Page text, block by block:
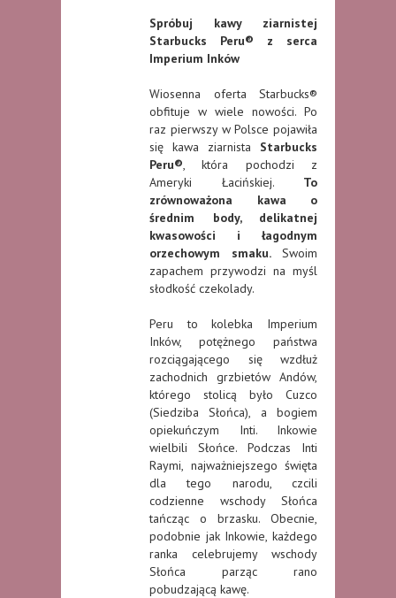
Spróbuj kawy ziarnistej
Starbucks Peru® z serca
Imperium Inków
Wiosenna oferta Starbucks®
obfituje w wiele nowości. Po
raz pierwszy w Polsce pojawiła
się kawa ziarnista Starbucks
Peru®, która pochodzi z
Ameryki Łacińskiej. To
zrównoważona kawa o
średnim body, delikatnej
kwasowości i łagodnym
orzechowym smaku. Swoim
zapachem przywodzi na myśl
słodkość czekolady.
Peru to kolebka Imperium
Inków, potężnego państwa
rozciągającego się wzdłuż
zachodnich grzbietów Andów,
którego stolicą było Cuzco
(Siedziba Słońca), a bogiem
opiekuńczym Inti. Inkowie
wielbili Słońce. Podczas Inti
Raymi, najważniejszego święta
dla tego narodu, czcili
codzienne wschody Słońca
tańcząc o brzasku. Obecnie,
podobnie jak Inkowie, każdego
ranka celebrujemy wschody
Słońca parząc rano
pobudzającą kawę.